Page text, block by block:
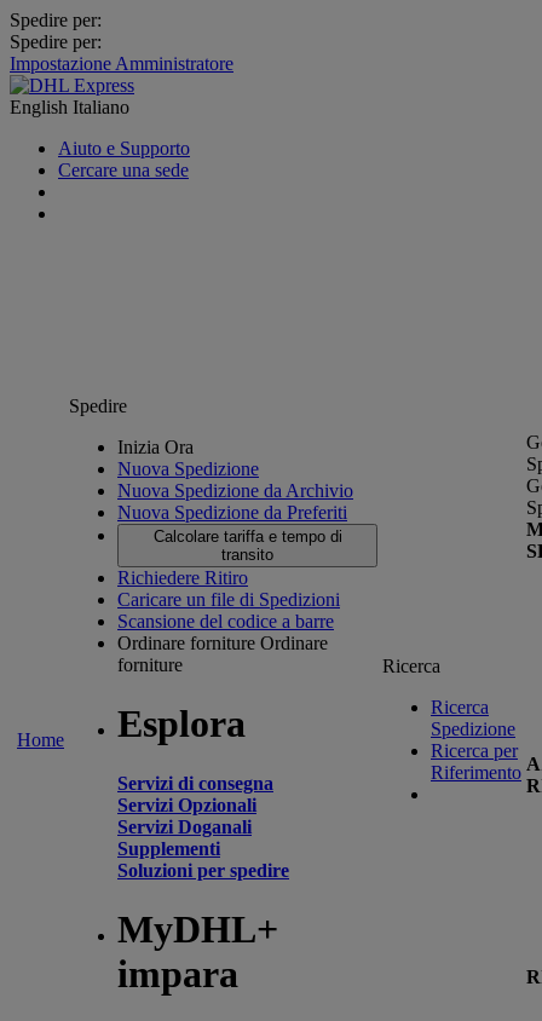
Spedire per:
Spedire per:
Impostazione Amministratore
English Italiano
Aiuto e Supporto
Cercare una sede
Home
Spedire
Inizia Ora
Nuova Spedizione
Nuova Spedizione da Archivio
Nuova Spedizione da Preferiti
Calcolare tariffa e tempo di
transito
Richiedere Ritiro
Caricare un file di Spedizioni
Scansione del codice a barre
Ordinare forniture Ordinare
forniture
Esplora
Servizi di consegna
Servizi Opzionali
Servizi Doganali
Supplementi
Soluzioni per spedire
MyDHL+
impara
Ricerca
Ricerca
Spedizione
Ricerca per
Riferimento